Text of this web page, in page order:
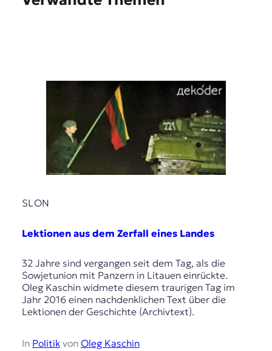
SLON
Lektionen aus dem Zerfall eines Landes
32 Jahre sind vergangen seit dem Tag, als die
Sowjetunion mit Panzern in Litauen einrückte.
Oleg Kaschin widmete diesem traurigen Tag im
Jahr 2016 einen nachdenklichen Text über die
Lektionen der Geschichte (Archivtext).
In Politikvon Oleg Kaschin